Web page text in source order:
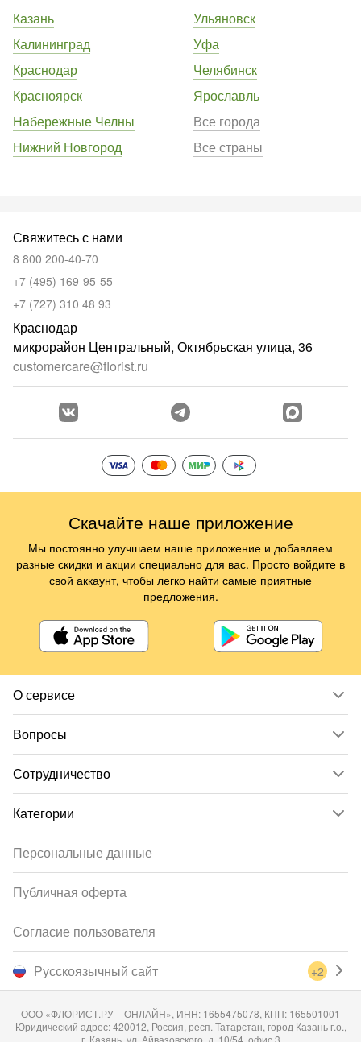
Казань
Калининград
Краснодар
Красноярск
Набережные Челны
Нижний Новгород
Ульяновск
Уфа
Челябинск
Ярославль
Все города
Все страны
О сервисе
Вопросы
Сотрудничество
Категории
Свяжитесь с нами
8 800 200-40-70
+7 (495) 169-95-55
+7 (727) 310 48 93
Краснодар
микрорайон Центральный, Октябрьская улица, 36
customercare@florist.ru
Русскоязычный сайт +2
Персональные данные
Публичная оферта
Согласие пользователя
ООО «ФЛОРИСТ.РУ – ОНЛАЙН», ИНН: 1655475078, КПП: 165501001
Юридический адрес: 420012, Россия, респ. Татарстан, город Казань г.о.,
г. Казань, ул. Айвазовского, д. 10/54, офис 3
Скачайте наше приложение
Мы постоянно улучшаем наше приложение и добавляем
разные скидки и акции специально для вас. Просто войдите в
свой аккаунт, чтобы легко найти самые приятные
предложения.